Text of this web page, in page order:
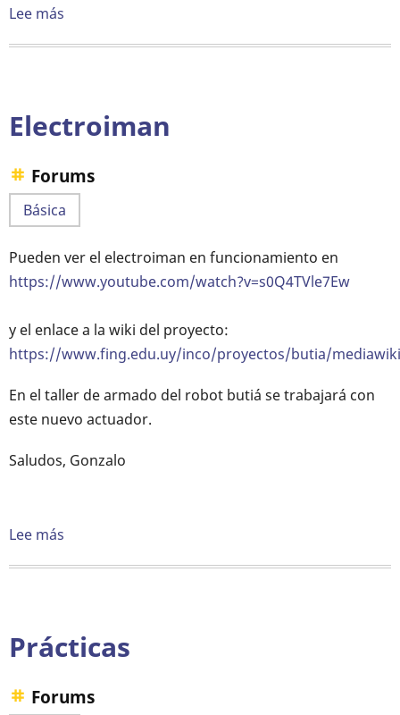
Lee más
Electroiman
Forums
Básica
Pueden ver el electroiman en funcionamiento en
https://www.youtube.com/watch?v=s0Q4TVle7Ew
y el enlace a la wiki del proyecto:
https://www.fing.edu.uy/inco/proyectos/butia/
En el taller de armado del robot butiá se trabajará con
este nuevo actuador.
Saludos, Gonzalo
Lee más
Prácticas
Forums